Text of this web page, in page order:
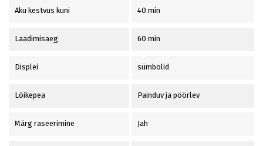
Aku kestvus kuni 40 min
Laadimisaeg 60 min
Displei sümbolid
Lõikepea Painduv ja pöörlev
Märg raseerimine Jah